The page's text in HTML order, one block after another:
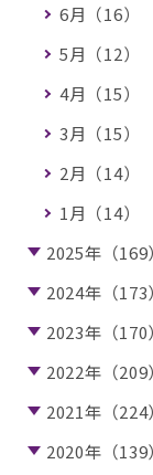
6月（16）
5月（12）
4月（15）
3月（15）
2月（14）
1月（14）
2025年（169）
2024年（173）
2023年（170）
2022年（209）
2021年（224）
2020年（139）